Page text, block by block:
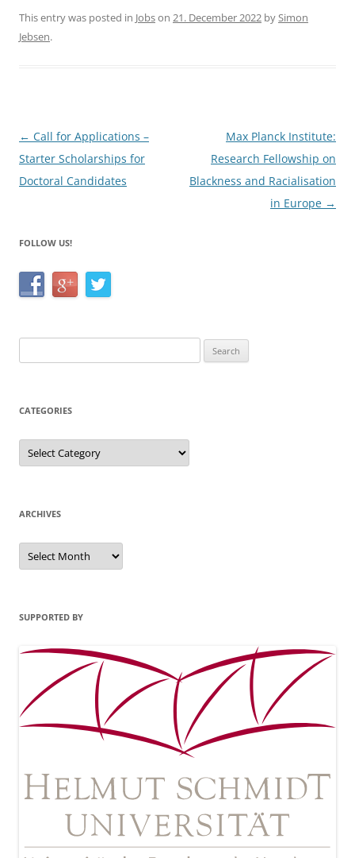
c
e
o
k
itt ar
This entry was posted in Jobson 21. December 2022 bySimon
Jebsen.
Post
navigation
← Call for Applications –
Starter Scholarships for
Doctoral Candidates
Max Planck Institute:
Research Fellowship on
Blackness and Racialisation
in Europe →
FOLLOW US!
for:
CATEGORIES
Categories
ARCHIVES
Archives
SUPPORTED BY